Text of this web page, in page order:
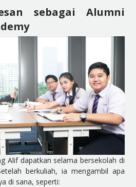
sebagai Alumni
Alif dapatkan selama bersekolah di
berkuliah, ia mengambil apa
di sana, seperti: